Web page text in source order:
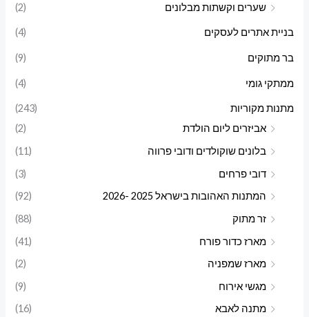
שערים וקשתות מבלונים
(2)
בניית אתרים לעסקים (4)
בר מתוקים (9)
ממתקי גומי (4)
מתנות מקוריות
(243)
אביזרים ליום הולדת
(2)
בלונים שוקולדים ודובי פרווה
(11)
דובי פרחים
(3)
המתנות האהובות בישראל 2025 -2026
(92)
זר מתוק
(88)
מארז כדור פורח
(41)
מארז שמפניה
(2)
מגשי אירוח
(9)
מתנה לאבא
(16)